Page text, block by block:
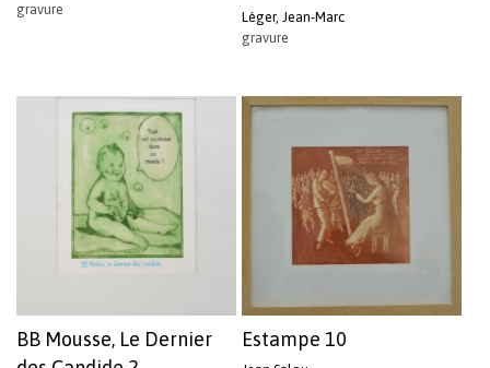
gravure
Léger, Jean-Marc
gravure
BB Mousse, Le Dernier
Estampe 10